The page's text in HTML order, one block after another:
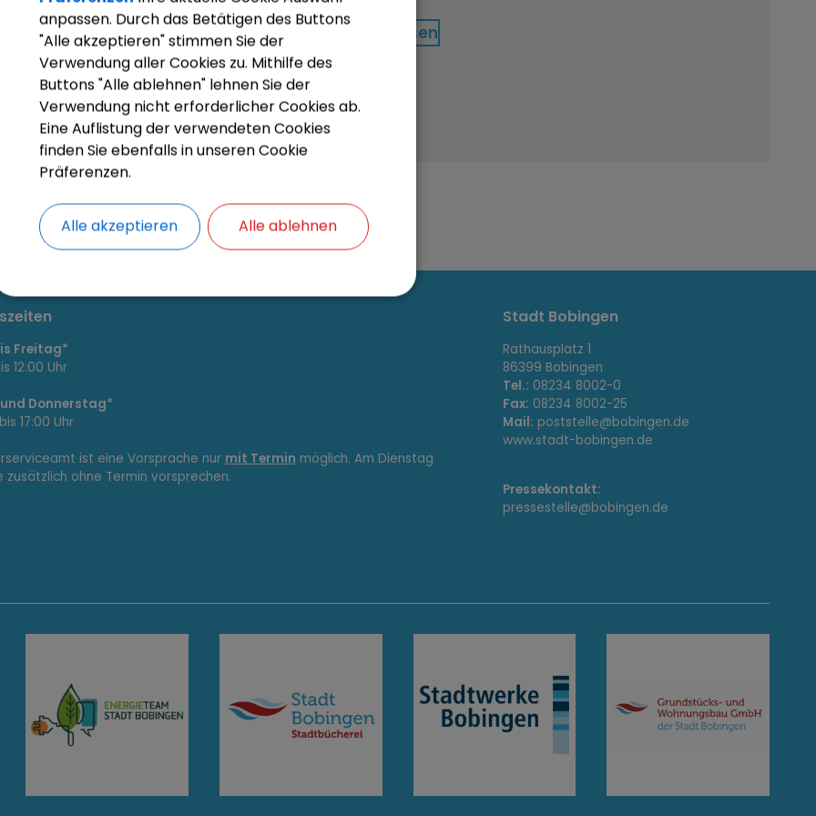
Cookies Anpassen
Freitag*
12:00 Uhr
Donnerstag*
17:00 Uhr
ist eine Vorsprache nur mit Termin möglich. Am Dienstag
zusätzlich ohne Termin vorsprechen.
Stadt Bobingen
Rathausplatz 1
86399 Bobingen
Tel.: 08234 8002-0
Fax: 08234 8002-25
Mail: poststelle@bobingen.de
www.stadt-bobingen.de
Pressekontakt:
pressestelle@bobingen.de
anpassen. Durch das Betätigen des Buttons
"Alle akzeptieren" stimmen Sie der
Verwendung aller Cookies zu. Mithilfe des
Buttons "Alle ablehnen" lehnen Sie der
Verwendung nicht erforderlicher Cookies ab.
Eine Auflistung der verwendeten Cookies
finden Sie ebenfalls in unseren Cookie
Präferenzen.
Alle akzeptieren Alle ablehnen